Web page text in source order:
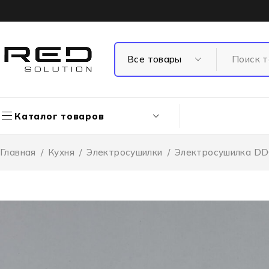
Каталог товаров
Главная / Кухня / Электросушилки / Электросушилка